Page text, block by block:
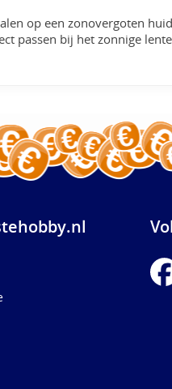
op een zonovergoten
passen bij het zonnige